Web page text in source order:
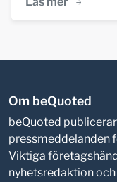
Om beQuoted
beQuoted
pressmeddelanden
Viktiga
nyhetsredaktion